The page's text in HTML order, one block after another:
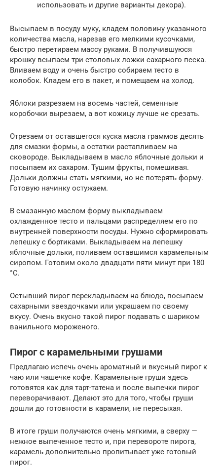
использовать и другие варианты декора).
Высыпаем в посуду муку, кладем половину указанного
количества масла, нарезав его мелкими кусочками,
быстро перетираем массу руками. В получившуюся
крошку всыпаем три столовых ложки сахарного песка.
Вливаем воду и очень быстро собираем тесто в
колобок. Кладем его в пакет, и помещаем на холод.
Яблоки разрезаем на восемь частей, семенные
коробочки вырезаем, а вот кожицу лучше не срезать.
Отрезаем от оставшегося куска масла граммов десять
для смазки формы, а остатки растапливаем на
сковороде. Выкладываем в масло яблочные дольки и
посыпаем их сахаром. Тушим фрукты, помешивая.
Дольки должны стать мягкими, но не потерять форму.
Готовую начинку остужаем.
В смазанную маслом форму выкладываем
охлажденное тесто и пальцами распределяем его по
внутренней поверхности посуды. Нужно сформировать
лепешку с бортиками. Выкладываем на лепешку
яблочные дольки, поливаем оставшимся карамельным
сиропом. Готовим около двадцати пяти минут при 180
°C.
Остывший пирог перекладываем на блюдо, посыпаем
сахарными звездочками или украшаем по своему
вкусу. Очень вкусно такой пирог подавать с шариком
ванильного мороженого.
Пирог с карамельными грушами
Предлагаю испечь очень ароматный и вкусный пирог к
чаю или чашечке кофе. Карамельные груши здесь
готовятся как для тарт-татена и после выпечки пирог
переворачивают. Делают это для того, чтобы груши
дошли до готовности в карамели, не пересыхая.
В итоге груши получаются очень мягкими, а сверху —
нежное выпеченное тесто и, при перевороте пирога,
карамель дополнительно пропитывает уже готовый
пирог.